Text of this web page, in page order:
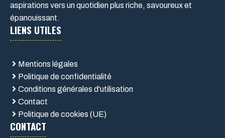
aspirations vers un quotidien plus riche, savoureux et
épanouissant.
LIENS UTILES
Mentions légales
Politique de confidentialité
Conditions générales d'utilisation
Contact
Politique de cookies (UE)
CONTACT